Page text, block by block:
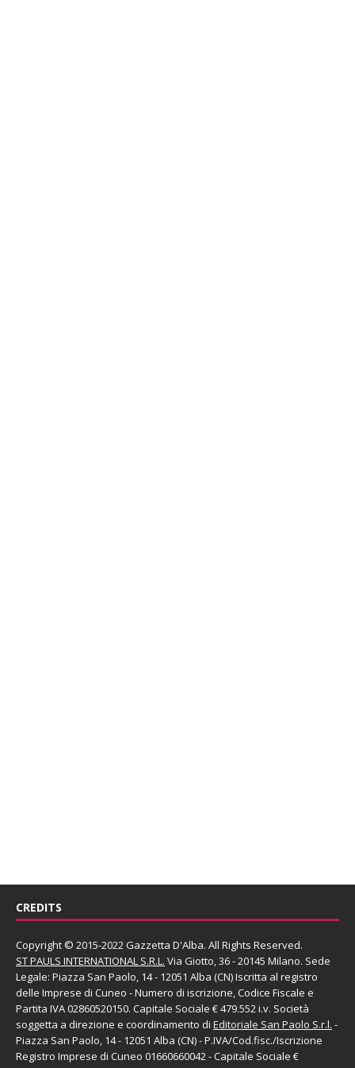
CREDITS
Copyright © 2015-2022 Gazzetta D'Alba. All Rights Reserved.
ST PAULS INTERNATIONAL S.R.L. Via Giotto, 36 - 20145 Milano. Sede
Legale: Piazza San Paolo, 14 - 12051 Alba (CN) Iscritta al registro
delle Imprese di Cuneo - Numero di iscrizione, Codice Fiscale e
Partita IVA 02860520150. Capitale Sociale € 479.552 i.v. Società
soggetta a direzione e coordinamento di Editoriale San Paolo S.r.l. -
Piazza San Paolo, 14 - 12051 Alba (CN) - P.IVA/Cod.fisc./Iscrizione
Registro Imprese di Cuneo 01660660042 - Capitale Sociale €